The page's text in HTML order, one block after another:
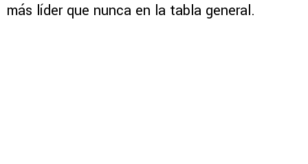
más líder que nunca en la tabla general.